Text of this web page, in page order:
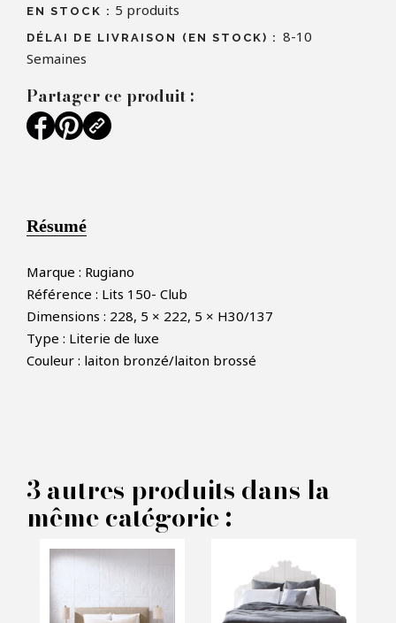
EN STOCK : 5 produits
Lits Club - Rugiano
VOS INFORMATIONS :
Nom*
DÉLAI DE LIVRAISON (EN STOCK) : 8-10
Semaines
Partager ce produit :
Résumé
Marque : Rugiano
Référence : Lits 150- Club
Dimensions : 228, 5 × 222, 5 × H30/137
Type : Literie de luxe
Couleur : laiton bronzé/laiton brossé
3 autres produits dans la
même catégorie :